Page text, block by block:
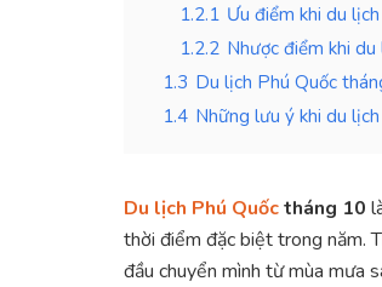
1.2.1 Ưu điểm khi du
1.2.2 Nhược điểm khi
1.3 Du lịch Phú Quốc
1.4 Những lưu ý khi du
Du lịch Phú Quốctháng 10
thời điểm đặc biệt trong năm.
đầu chuyển mình từ mùa mưa